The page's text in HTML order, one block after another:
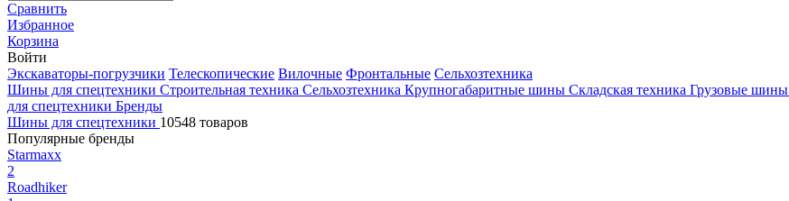
Сравнить
Избранное
Корзина
Войти
Экскаваторы-погрузчики Телескопические Вилочные Фронтальные Сельхозтехника
Шины для спецтехники Строительная техника Сельхозтехника Крупногабаритные шины Складская техника Грузовые шины
для спецтехники Бренды
Шины для спецтехники 10548 товаров
Популярные бренды
Starmaxx
2
Roadhiker